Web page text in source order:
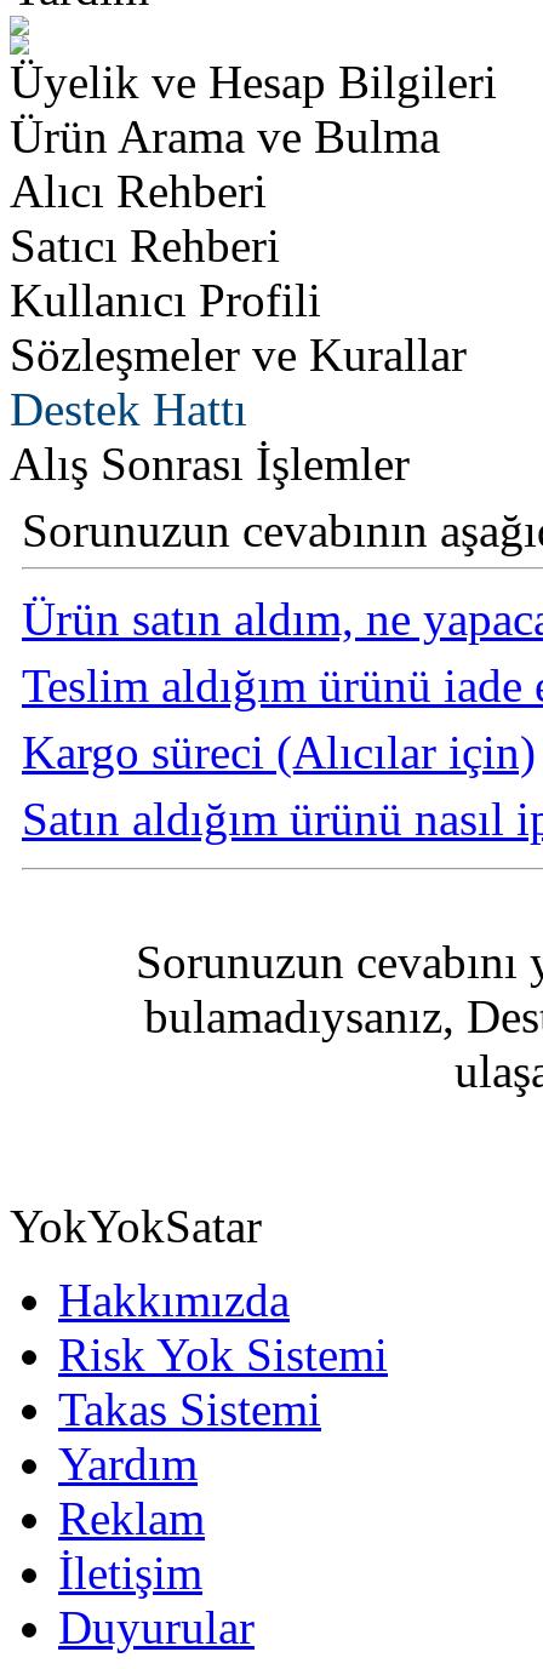
Üyelik ve Hesap Bilgileri
Ürün Arama ve Bulma
Alıcı Rehberi
Satıcı Rehberi
Kullanıcı Profili
Sözleşmeler ve Kurallar
Destek Hattı
Alış Sonrası İşlemler
Sorunuzun cevabının
Ürün satın aldım, ne
Teslim aldığım ürünü
Kargo süreci (Alıcılar için)
Satın aldığım ürünü nasıl
Sorunuzun cevabını
bulamadıysanız,
YokYokSatar
Hakkımızda
Risk Yok Sistemi
Takas Sistemi
Yardım
Reklam
İletişim
Duyurular